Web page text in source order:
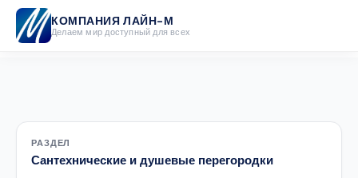
КОМПАНИЯ ЛАЙН-М
Делаем мир доступный для всех
РАЗДЕЛ
Сантехнические и душевые перегородки